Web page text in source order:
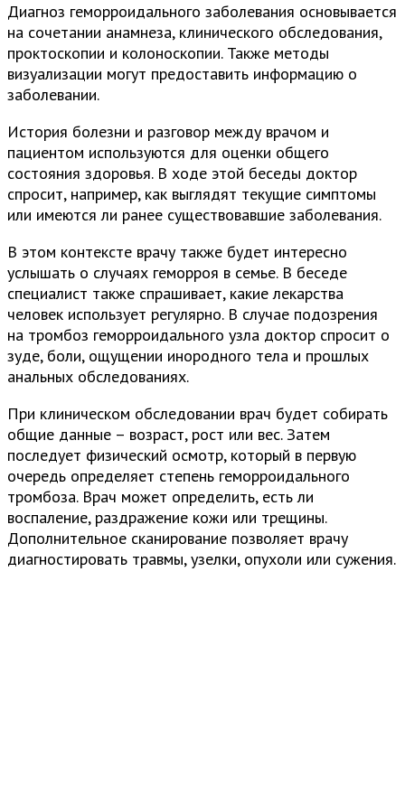
Диагноз геморроидального заболевания основывается
на сочетании анамнеза, клинического обследования,
проктоскопии и колоноскопии. Также методы
визуализации могут предоставить информацию о
заболевании.
История болезни и разговор между врачом и
пациентом используются для оценки общего
состояния здоровья. В ходе этой беседы доктор
спросит, например, как выглядят текущие симптомы
или имеются ли ранее существовавшие заболевания.
В этом контексте врачу также будет интересно
услышать о случаях геморроя в семье. В беседе
специалист также спрашивает, какие лекарства
человек использует регулярно. В случае подозрения
на тромбоз геморроидального узла доктор спросит о
зуде, боли, ощущении инородного тела и прошлых
анальных обследованиях.
При клиническом обследовании врач будет собирать
общие данные – возраст, рост или вес. Затем
последует физический осмотр, который в первую
очередь определяет степень геморроидального
тромбоза. Врач может определить, есть ли
воспаление, раздражение кожи или трещины.
Дополнительное сканирование позволяет врачу
диагностировать травмы, узелки, опухоли или сужения.